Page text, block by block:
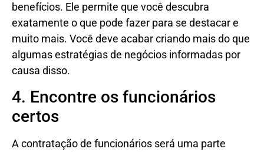
benefícios. Ele permite que você descubra
exatamente o que pode fazer para se destacar e
muito mais. Você deve acabar criando mais do que
algumas estratégias de negócios informadas por
causa disso.
4. Encontre os funcionários
certos
A contratação de funcionários será uma parte